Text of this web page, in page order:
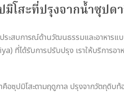
โสะที่ปรุงจากน้ำซุปด
ะสบการณ์ด้านวัฒนธรรมและอาหารแ
ที่ได้รับการปรับปรุง เราให้บริการอ
คือซุปมิโสะตามฤดูกาล ปรุงจากวัตถุดิบ